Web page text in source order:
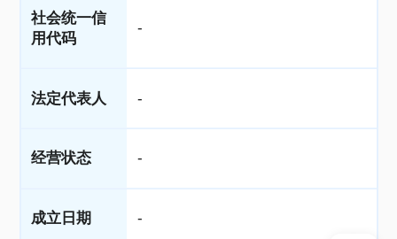
社会统一信
用代码
-
法定代表人 -
经营状态 -
成立日期 -